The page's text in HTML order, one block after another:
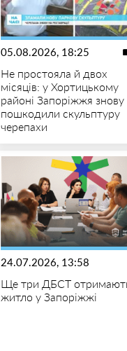
05.08.2026, 18:25
Не простояла й двох
місяців: у Хортицькому
районі Запоріжжя знову
пошкодили скульптуру
черепахи
24.07.2026, 13:58
Ще три ДБСТ
житло у Запоріжжі